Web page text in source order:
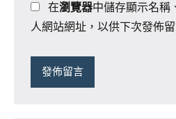
在瀏覽器中儲存顯示名稱
人網站網址，以供下次發佈